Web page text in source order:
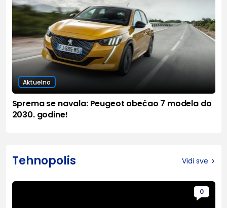
Aktuelno
Sprema se navala: Peugeot obećao 7 modela do
2030. godine!
Tehnopolis Vidi sve
0